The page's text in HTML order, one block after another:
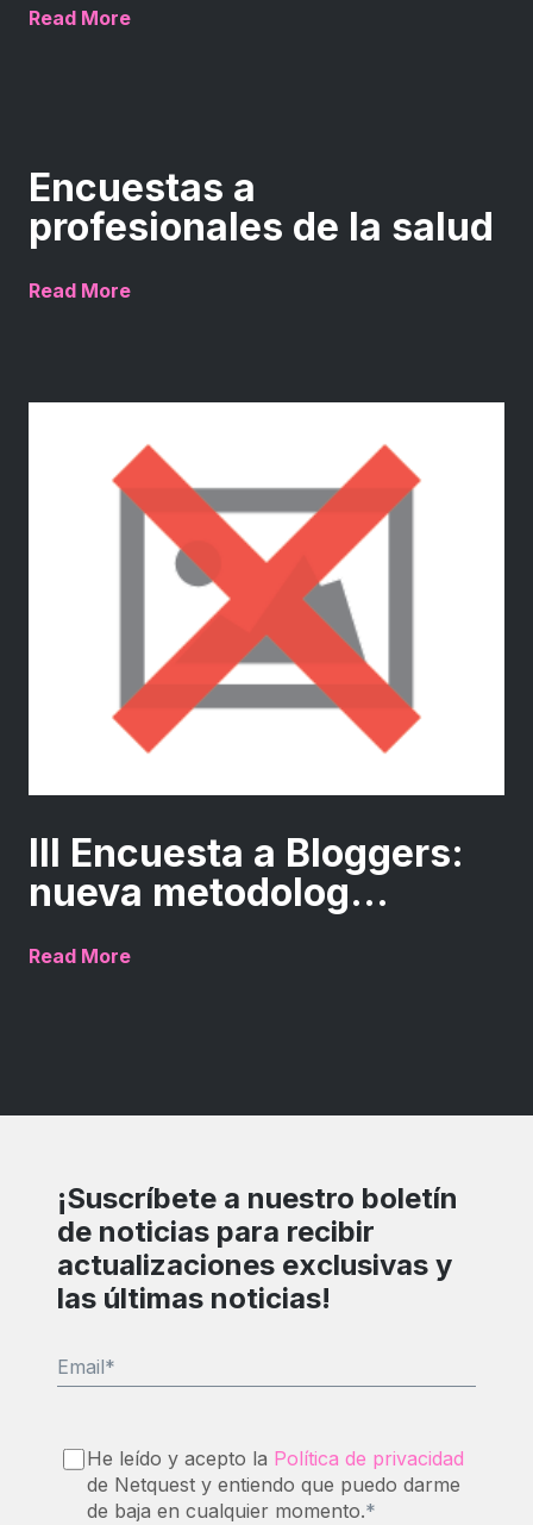
Read More
Encuestas a
profesionales de la salud
Read More
III Encuesta a Bloggers:
nueva metodolog...
Read More
¡Suscríbete a nuestro boletín
de noticias para recibir
actualizaciones exclusivas y
las últimas noticias!
Email*
He leído y acepto la Política de privacidad
de Netquest y entiendo que puedo darme
de baja en cualquier momento.*